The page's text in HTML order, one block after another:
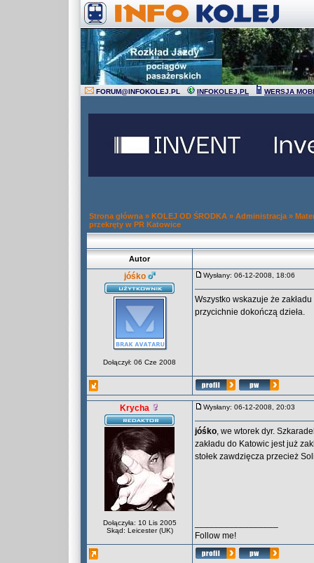
FORUM@INFOKOLEJ.PL INFOKOLEJ.PL WERSJA
Strona główna » KOLEJ OD ŚRODKA » Administracja »
przekręty w PR Katowice
Autor
jóśko
Dołączył: 06 Cze 2008
Wysłany: 06-12-2008, 18:06
Wszystko wskazuje że
przycichnie dokończą dzieła.
Krycha
Dołączyła: 10 Lis 2005
Skąd: Leicester (UK)
Wysłany: 06-12-2008, 20:03
jóśko, we wtorek dyr.
zakładu do Katowic jest już
stołek zawdzięcza przecież
Follow me!